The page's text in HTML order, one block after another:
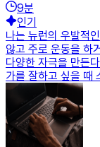
9분
인기
나는 뉴런의 우발적
않고 주로 운동을 하
다양한 자극을 만든
가를 잘하고 싶을 때